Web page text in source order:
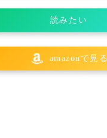
読みたい
amazonで見る